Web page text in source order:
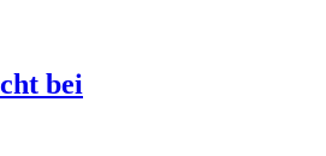
bei